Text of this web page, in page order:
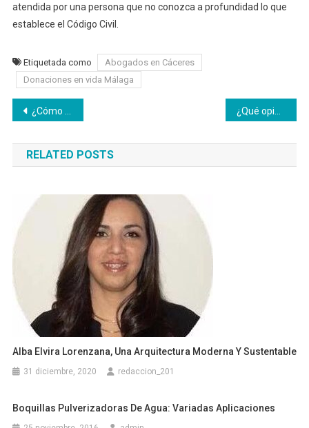
atendida por una persona que no conozca a profundidad lo que
establece el Código Civil.
Etiquetada como
Abogados en Cáceres
Donaciones en vida Málaga
Navegación
de
entradas
¿Cómo reducir los riesgos laborales restaurante?
RELATED POSTS
Alba Elvira Lorenzana, Una Arquitectura Moderna Y Sustentable
31 diciembre, 2020 redaccion_201
Boquillas Pulverizadoras De Agua: Variadas Aplicaciones